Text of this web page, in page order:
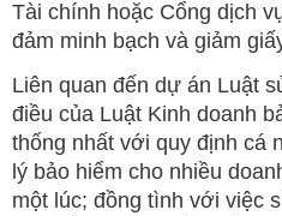
Tài chính hoặc Cổng dịch
đảm minh bạch và giảm
Liên quan đến dự án Luật
điều của Luật Kinh doanh
thống nhất với quy định cá
lý bảo hiểm cho nhiều
một lúc; đồng tình với việc